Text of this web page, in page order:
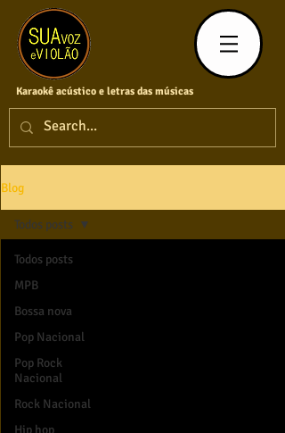
Karaokê acústico e letras das músicas
Blog
Todos posts
MPB
Bossa nova
Pop Nacional
Pop Rock
Nacional
Rock Nacional
Hip hop
Todos posts